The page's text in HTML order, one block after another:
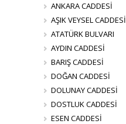
ANKARA CADDESİ
AŞIK VEYSEL CADDESİ
ATATÜRK BULVARI
AYDIN CADDESİ
BARIŞ CADDESİ
DOĞAN CADDESİ
DOLUNAY CADDESİ
DOSTLUK CADDESİ
ESEN CADDESİ